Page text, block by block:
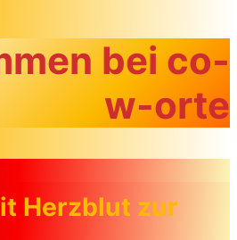
bei co-
w-orte
Herzblut zur